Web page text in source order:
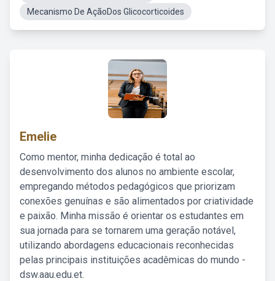
Mecanismo De AçãoDos Glicocorticoides
Emelie
Como mentor, minha dedicação é total ao
desenvolvimento dos alunos no ambiente escolar,
empregando métodos pedagógicos que priorizam
conexões genuínas e são alimentados por criatividade
e paixão. Minha missão é orientar os estudantes em
sua jornada para se tornarem uma geração notável,
utilizando abordagens educacionais reconhecidas
pelas principais instituições acadêmicas do mundo -
dsw.aau.edu.et.